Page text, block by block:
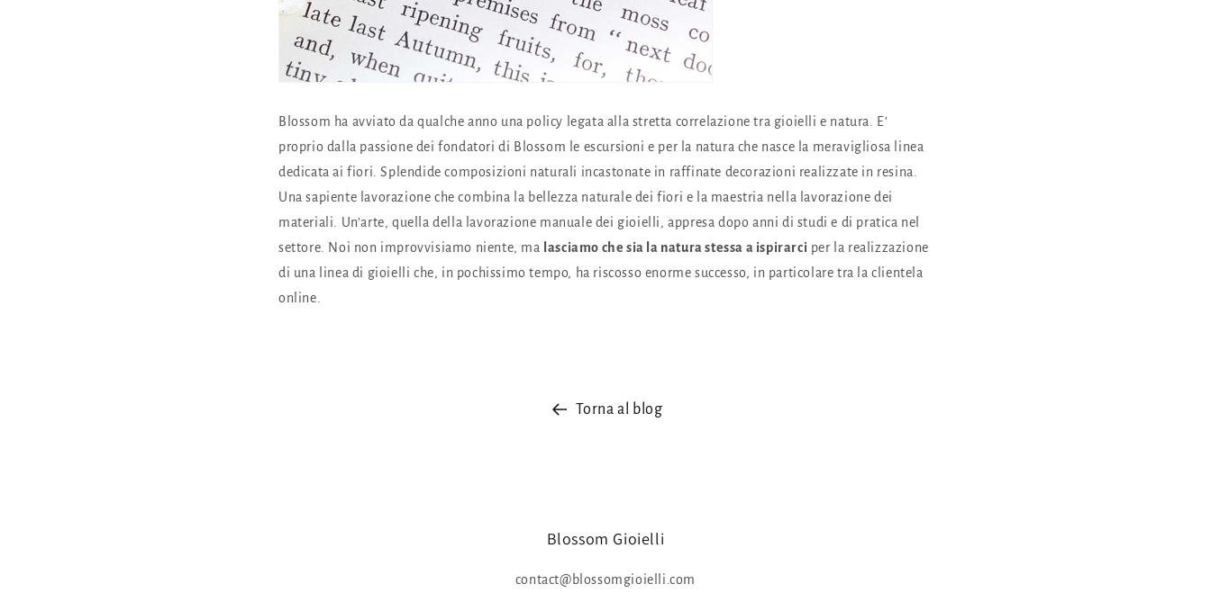
Blossom ha avviato da qualche anno una policy legata alla stretta correlazione tra gioielli e natura. E’
proprio dalla passione dei fondatori di Blossom le escursioni e per la natura che nasce la meravigliosa linea
dedicata ai fiori. Splendide composizioni naturali incastonate in raffinate decorazioni realizzate in resina.
Una sapiente lavorazione che combina la bellezza naturale dei fiori e la maestria nella lavorazione dei
materiali. Un’arte, quella della lavorazione manuale dei gioielli, appresa dopo anni di studi e di pratica nel
settore. Noi non improvvisiamo niente, ma
lasciamo che sia la natura stessa a ispirarci per la realizzazione
di una linea di gioielli che, in pochissimo tempo, ha riscosso enorme successo, in particolare tra la clientela
online.
Torna al blog
Blossom Gioielli
contact@blossomgioielli.com